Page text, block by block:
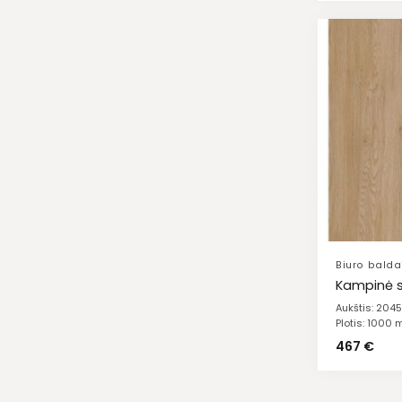
Biuro baldai
Kampinė
Aukštis:
Plotis: 1000
467 €